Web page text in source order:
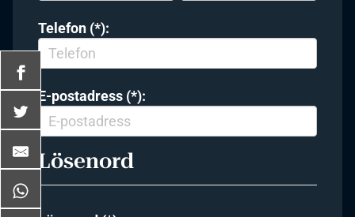
Telefon (*):
E-postadress (*):
Lösenord